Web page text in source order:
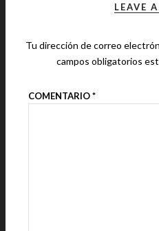
LEAVE
Tu dirección de correo
campos obligatorios
COMENTARIO*